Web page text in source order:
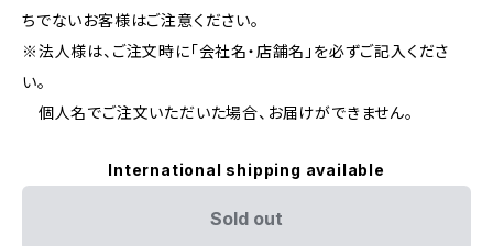
ちでないお客様はご注意ください。
※法人様は、ご注文時に「会社名・店舗名」を必ずご記入くださ
い。
個人名でご注文いただいた場合、お届けができません。
International shipping available
Sold out